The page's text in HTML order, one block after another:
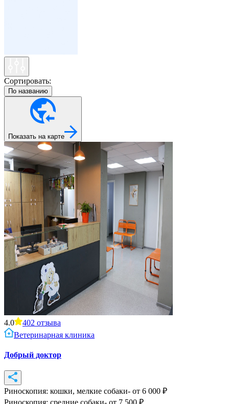
Сортировать:
По названию
Показать на карте
4.0 402 отзыва
Ветеринарная клиника
Добрый доктор
Риноскопия: кошки, мелкие собаки- от 6 000 ₽